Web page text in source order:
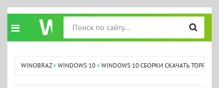
WINOBRAZ»WINDOWS 10»WINDOWS 10 СБОРКИ СКАЧАТЬ ТОРРЕНТ